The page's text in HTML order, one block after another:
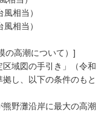
当）
当）
の高潮について）]
域図の手引き」（令和
し、以下の条件のもと
野灘沿岸に最大の高潮